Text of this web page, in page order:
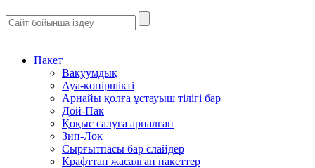
Пакет
Вакуумдық
Ауа-көпіршікті
Арнайы қолға ұстауыш тілігі бар
Дой-Пак
Қоқыс салуға арналған
Зип-Лок
Сырғытпасы бар слайдер
Крафттан жасалған пакеттер